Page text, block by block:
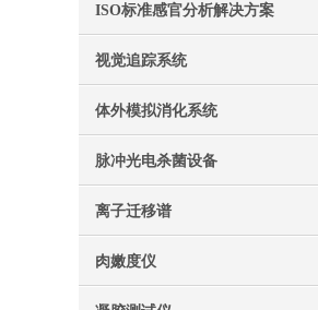
ISO标准感官分析解决方案
视觉追踪系统
体外模拟消化系统
脉冲光电杀菌设备
离子迁移谱
肉嫩度仪